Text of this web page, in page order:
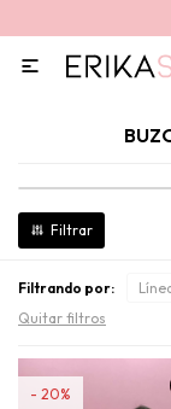

Filtrando por:
Quitar filtros
20